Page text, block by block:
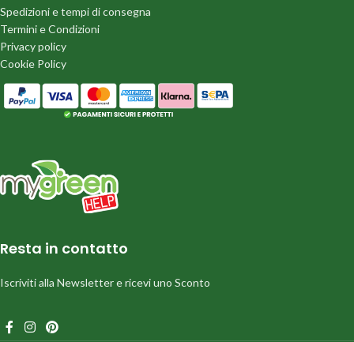
Spedizioni e tempi di consegna
Termini e Condizioni
Privacy policy
Cookie Policy
Resta in contatto
Iscriviti alla Newsletter e ricevi uno Sconto